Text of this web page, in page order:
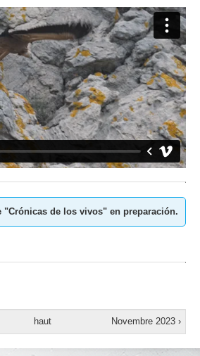
"Crónicas de los vivos" en preparación.
haut Novembre 2023 ›